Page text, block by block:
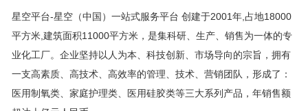
星空平台-星空（中国）一站式服务平台 创建于2001年,占地18000
平方米,建筑面积11000平方米，是集科研、生产、销售为一体的专
业化工厂。企业坚持以人为本、科技创新、市场导向的宗旨，拥有
一支高素质、高技术、高效率的管理、技术、营销团队，形成了：
医用制氧类、家庭护理类、医用硅胶类等三大系列产品，年销售额